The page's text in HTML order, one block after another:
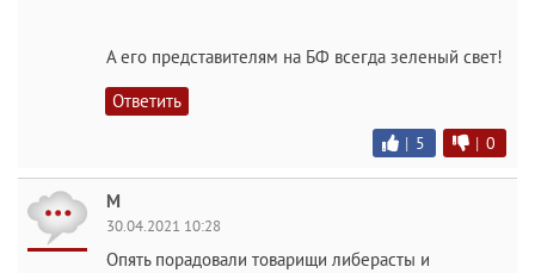
А его представителям на БФ всегда зеленый свет!
Ответить
| 5 | 0
M
30.04.2021 10:28
Опять порадовали товарищи либерасты и